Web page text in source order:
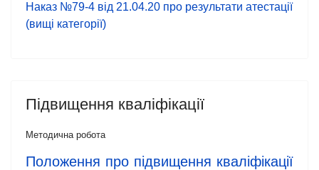
Наказ №79-4 від 21.04.20 про результати атестації
(вищі категорії)
Підвищення кваліфікації
Методична робота
Положення про підвищення кваліфікації